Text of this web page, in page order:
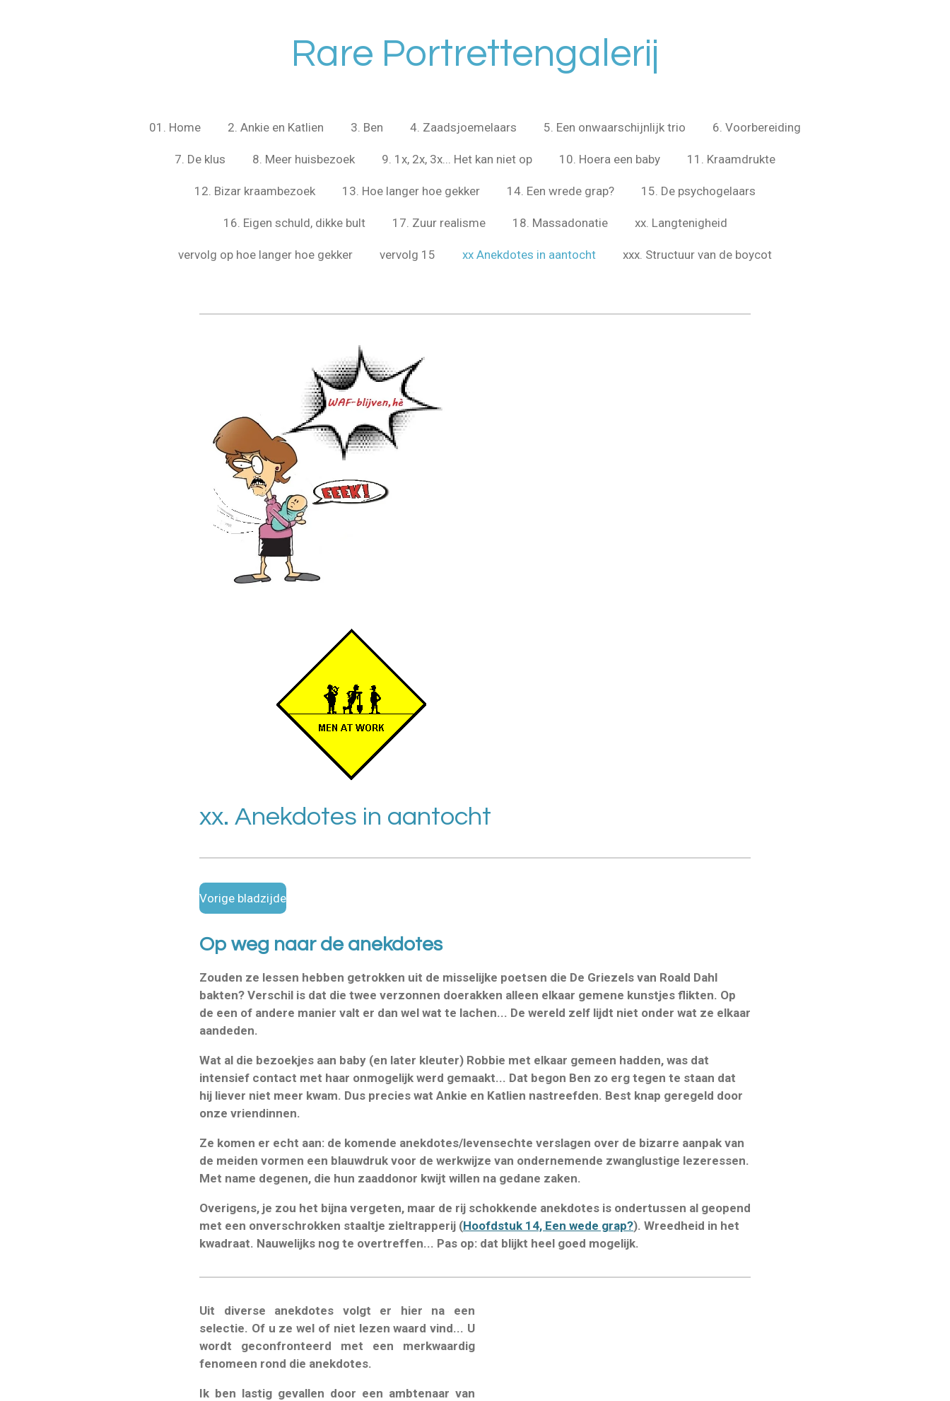
Rare Portrettengalerij
01. Home 2. Ankie en Katlien 3. Ben 4. Zaadsjoemelaars 5. Een onwaarschijnlijk trio 6. Voorbereiding
7. De klus 8. Meer huisbezoek 9. 1x, 2x, 3x... Het kan niet op 10. Hoera een baby 11. Kraamdrukte
12. Bizar kraambezoek 13. Hoe langer hoe gekker 14. Een wrede grap? 15. De psychogelaars
16. Eigen schuld, dikke bult 17. Zuur realisme 18. Massadonatie xx. Langtenigheid
vervolg op hoe langer hoe gekker vervolg 15 xx Anekdotes in aantocht xxx. Structuur van de boycot
xx. Anekdotes in aantocht
Vorige bladzijde
Op weg naar de anekdotes
Zouden ze lessen hebben getrokken uit de misselijke poetsen die De Griezels van Roald Dahl
bakten? Verschil is dat die twee verzonnen doerakken alleen elkaar gemene kunstjes flikten. Op
de een of andere manier valt er dan wel wat te lachen... De wereld zelf lijdt niet onder wat ze elkaar
aandeden.
Wat al die bezoekjes aan baby (en later kleuter) Robbie met elkaar gemeen hadden, was dat
intensief contact met haar onmogelijk werd gemaakt... Dat begon Ben zo erg tegen te staan dat
hij liever niet meer kwam. Dus precies wat Ankie en Katlien nastreefden. Best knap geregeld door
onze vriendinnen.
Ze komen er echt aan: de komende anekdotes/levensechte verslagen over de bizarre aanpak van
de meiden vormen een blauwdruk voor de werkwijze van ondernemende zwanglustige lezeressen.
Met name degenen, die hun zaaddonor kwijt willen na gedane zaken.
Overigens, je zou het bijna vergeten, maar de rij schokkende anekdotes is ondertussen al geopend
met een onverschrokken staaltje zieltrapperij (Hoofdstuk 14, Een wede grap?). Wreedheid in het
kwadraat. Nauwelijks nog te overtreffen... Pas op: dat blijkt heel goed mogelijk.
Uit diverse anekdotes volgt er hier na een
selectie. Of u ze wel of niet lezen waard vind... U
wordt geconfronteerd met een merkwaardig
fenomeen rond die anekdotes.
Ik ben lastig gevallen door een ambtenaar van